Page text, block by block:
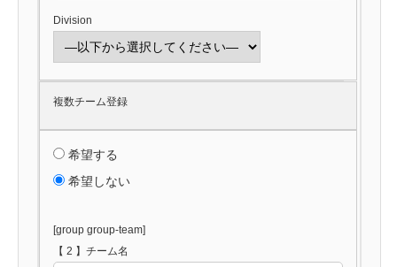
Division
複数チーム登録
希望する
希望しない
[group group-team]
【 2 】チーム名